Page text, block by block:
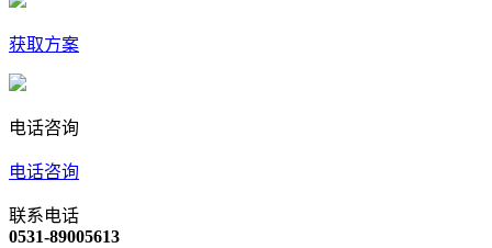
获取方案
电话咨询
电话咨询
联系电话
0531-89005613